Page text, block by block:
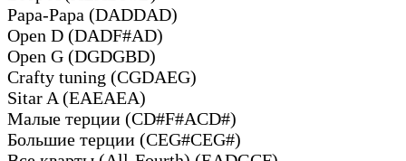
Papa-Papa (DADDAD)
Open D (DADF#AD)
Open G (DGDGBD)
Crafty tuning (CGDAEG)
Sitar A (EAEAEA)
Малые терции (CD#F#ACD#)
Большие терции (CEG#CEG#)